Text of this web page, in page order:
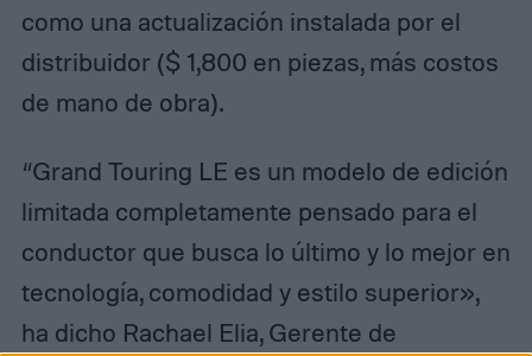
como una actualización instalada por el
distribuidor ($ 1,800 en piezas, más costos
de mano de obra).
“Grand Touring LE es un modelo de edición
limitada completamente pensado para el
conductor que busca lo último y lo mejor en
tecnología, comodidad y estilo superior»,
ha dicho Rachael Elia, Gerente de